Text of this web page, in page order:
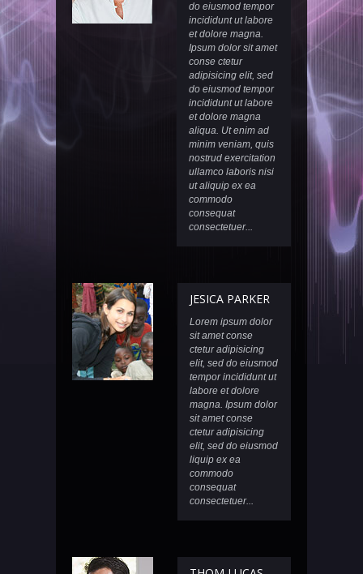
OUR DJ’S
PHOTO GALLERY
do eiusmod tempor
incididunt ut labore
et dolore magna.
Ipsum dolor sit amet
conse ctetur
adipisicing elit, sed
do eiusmod tempor
incididunt ut labore
et dolore magna
aliqua. Ut enim ad
minim veniam, quis
nostrud exercitation
ullamco laboris nisi
ut aliquip ex ea
commodo
consequat
consectetuer...
JESICA PARKER
Lorem ipsum dolor
sit amet conse
ctetur adipisicing
elit, sed do eiusmod
tempor incididunt ut
labore et dolore
magna. Ipsum dolor
sit amet conse
ctetur adipisicing
elit, sed do eiusmod
liquip ex ea
commodo
consequat
consectetuer...